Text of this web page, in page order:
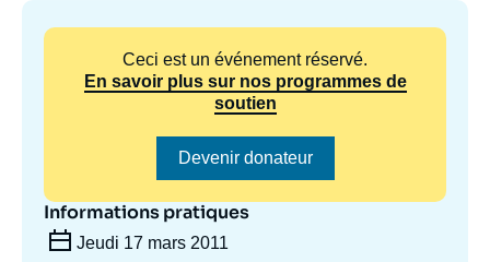
Informations pratiques
Jeudi 17 mars 2011
Ceci est un événement réservé.
En savoir plus sur nos programmes de
soutien
Devenir donateur